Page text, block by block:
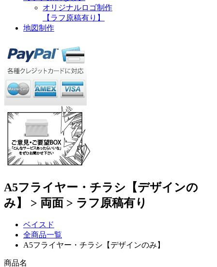
オリジナルロゴ制作
【ラフ原稿有り】
地図制作
A5フライヤー・チラシ【デザインの
み】 > 両面 > ラフ原稿有り
ベイスド
全商品一覧
A5フライヤー・チラシ【デザインのみ】
商品名